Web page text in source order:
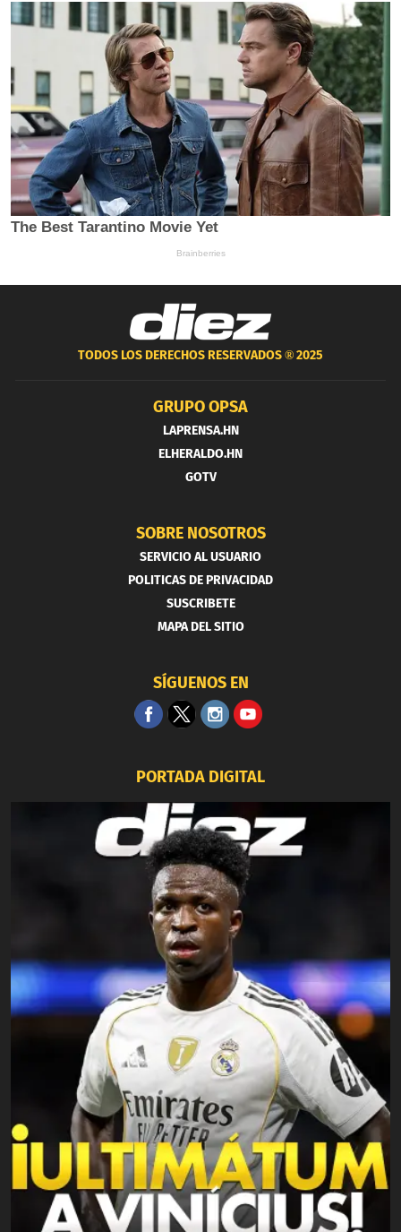
TODOS LOS DERECHOS RESERVADOS ®2025
GRUPO OPSA
LAPRENSA.HN
ELHERALDO.HN
GOTV
SOBRE NOSOTROS
SERVICIO AL USUARIO
POLITICAS DE PRIVACIDAD
SUSCRIBETE
MAPA DEL SITIO
SÍGUENOS EN
PORTADA DIGITAL